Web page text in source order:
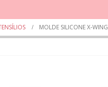
MOLDE SILICONE X-WING